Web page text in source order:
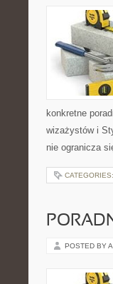
konkretne
wizażystów i
nie ogranicza
CATEGORIES:
POSTED BY